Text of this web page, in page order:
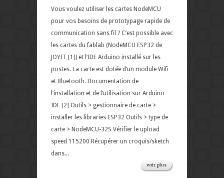
Vous voulez utiliser les cartes NodeMCU
pour vos besoins de prototypage rapide de
communication sans fil ? C’est possible avec
les cartes du fablab (NodeMCU ESP32 de
JOYIT [1]) et l’IDE Arduino installé sur les
postes. La carte est dotée d’un module Wifi
et Bluetooth. Documentation de
l’installation et de l’utilisation sur Arduino
IDE [2] Outils > gestionnaire de carte >
installer les libraries ESP32 Outils > type de
carte > NodeMCU-32S Vérifier le upload
speed 115200 Récupérer un croquis/sketch
dans...
voir plus